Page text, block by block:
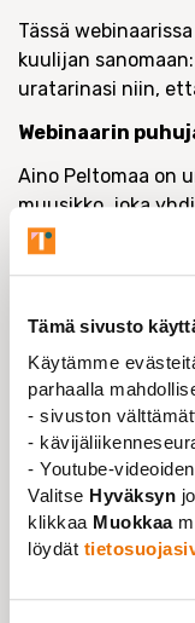
Tämä sivusto
Käytämme
parhaalla
- sivuston
-
- Youtube-
Valitse Hyväksyn
klikkaa Muokkaa
löydät
Tässä
kuulijan
uratarinasi niin,
Webinaarin
Aino Peltomaa on
muusikko, joka
uravalmennuksen
yli kymmenen
osaamisen
VERKOSSA
TAPAHTUMA-